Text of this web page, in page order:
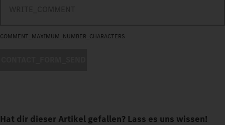
COMMENT_MAXIMUM_NUMBER_CHARACTERS
Hat dir dieser Artikel gefallen? Lass es uns wissen!